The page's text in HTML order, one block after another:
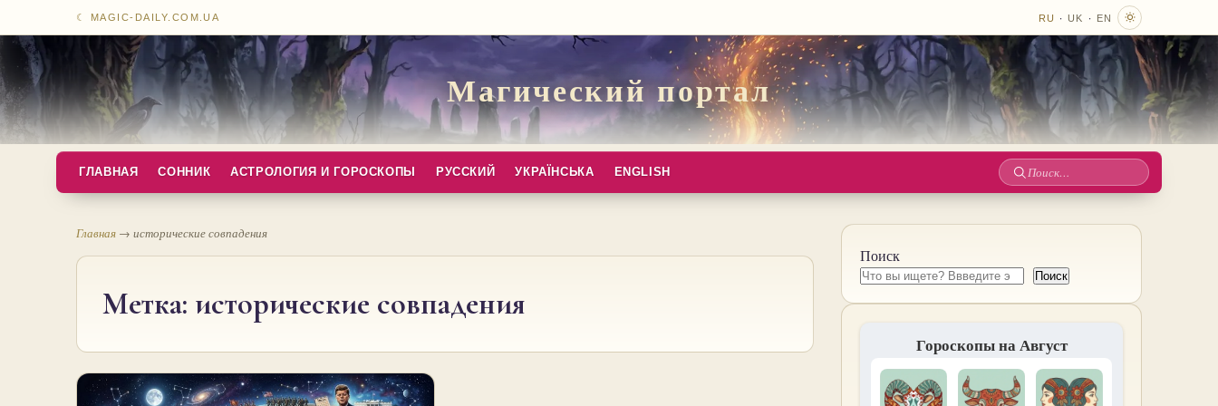
☾ MAGIC-DAILY.COM.UA RU · UK · EN
Магический портал
ГЛАВНАЯ СОННИК АСТРОЛОГИЯ И ГОРОСКОПЫ РУССКИЙ УКРАЇНСЬКА ENGLISH
Поиск
Главная → исторические совпадения
Метка: исторические совпадения
Поиск
Поиск
Гороскопы на Август